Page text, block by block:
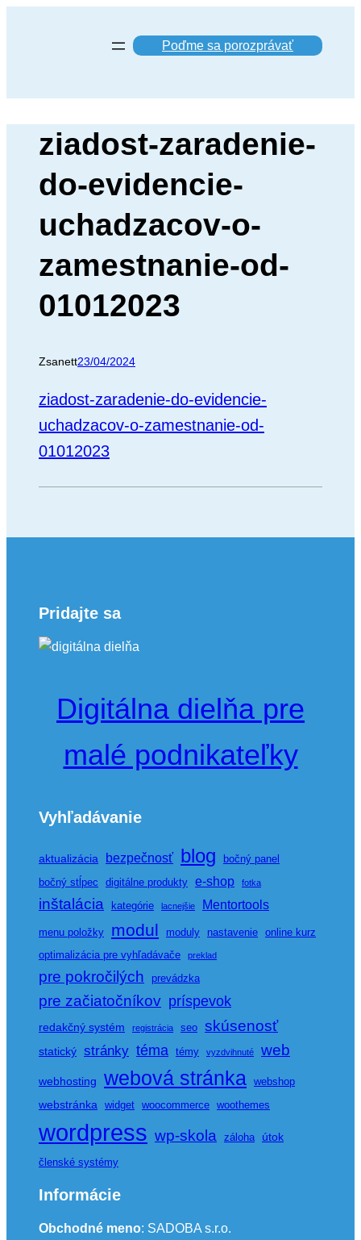
Poďme sa porozprávať
ziadost-zaradenie-
do-evidencie-
uchadzacov-o-
zamestnanie-od-
01012023
Zsanett23/04/2024
ziadost-zaradenie-do-evidencie-
uchadzacov-o-zamestnanie-od-
01012023
Pridajte sa
Digitálna dielňa pre
malé podnikateľky
Vyhľadávanie
aktualizácia bezpečnosť blog
bočný panel
bočný stĺpec
digitálne produkty e-shop fotka
inštalácia kategórie lacnejšie Mentortools
menu položky modul moduly nastavenie online kurz
optimalizácia pre vyhľadávače
preklad
pre pokročilých prevádzka
pre začiatočníkov príspevok
redakčný systém registrácia seo skúsenosť
statický stránky téma témy vyzdvihnuté web
webhosting webová stránka webshop
webstránka widget woocommerce woothemes
wordpress wp-skola záloha útok
členské systémy
Informácie
Obchodné meno: SADOBA s.r.o.